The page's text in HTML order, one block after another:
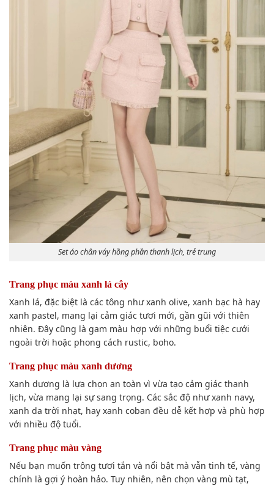
Set áo chân váy hồng phần thanh lịch, trẻ trung
Trang phục màu xanh lá cây
Xanh lá, đặc biệt là các tông như xanh olive, xanh bạc hà hay
xanh pastel, mang lại cảm giác tươi mới, gần gũi với thiên
nhiên. Đây cũng là gam màu hợp với những buổi tiệc cưới
ngoài trời hoặc phong cách rustic, boho.
Trang phục màu xanh dương
Xanh dương là lựa chọn an toàn vì vừa tạo cảm giác thanh
lịch, vừa mang lại sự sang trọng. Các sắc độ như xanh navy,
xanh da trời nhạt, hay xanh coban đều dễ kết hợp và phù hợp
với nhiều độ tuổi.
Trang phục màu vàng
Nếu bạn muốn trông tươi tắn và nổi bật mà vẫn tinh tế, vàng
chính là gợi ý hoàn hảo. Tuy nhiên, nên chọn vàng mù tạt,